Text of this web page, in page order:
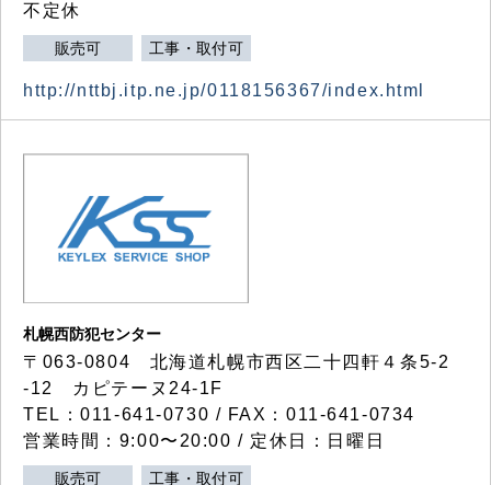
不定休
販売可 工事・取付可
http://nttbj.itp.ne.jp/0118156367/index.html
札幌西防犯センター
〒063-0804 北海道札幌市西区二十四軒４条5-2
-12 カピテーヌ24-1F
TEL：011-641-0730 / FAX：011-641-0734
営業時間：9:00〜20:00 / 定休日：日曜日
販売可 工事・取付可